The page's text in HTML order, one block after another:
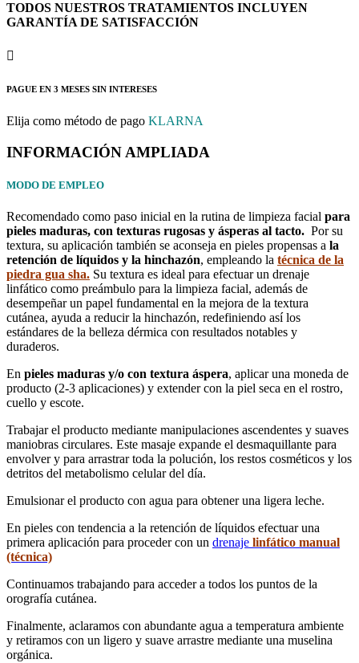
TODOS NUESTROS TRATAMIENTOS INCLUYEN
GARANTÍA DE SATISFACCIÓN

PAGUE EN 3 MESES SIN INTERESES
Elija como método de pago KLARNA
INFORMACIÓN AMPLIADA
MODO DE EMPLEO
Recomendado como paso inicial en la rutina de limpieza facial para
pieles maduras, con texturas rugosas y ásperas al tacto. Por su
textura, su aplicación también se aconseja en pieles propensas a la
retención de líquidos y la hinchazón, empleando la técnica de la
piedra gua sha. Su textura es ideal para efectuar un drenaje
linfático como preámbulo para la limpieza facial, además de
desempeñar un papel fundamental en la mejora de la textura
cutánea, ayuda a reducir la hinchazón, redefiniendo así los
estándares de la belleza dérmica con resultados notables y
duraderos.
En pieles maduras y/o con textura áspera, aplicar una moneda de
producto (2-3 aplicaciones) y extender con la piel seca en el rostro,
cuello y escote.
Trabajar el producto mediante manipulaciones ascendentes y suaves
maniobras circulares. Este masaje expande el desmaquillante para
envolver y para arrastrar toda la polución, los restos cosméticos y los
detritos del metabolismo celular del día.
Emulsionar el producto con agua para obtener una ligera leche.
En pieles con tendencia a la retención de líquidos efectuar una
primera aplicación para proceder con un drenaje linfático manual
(técnica)
Continuamos trabajando para acceder a todos los puntos de la
orografía cutánea.
Finalmente, aclaramos con abundante agua a temperatura ambiente
y retiramos con un ligero y suave arrastre mediante una muselina
orgánica.